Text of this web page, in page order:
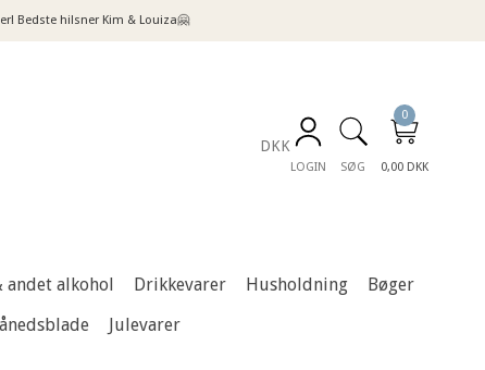
Bedste hilsner Kim & Louiza🤗
DKK
LOGIN SØG
0
0,00 DKK
andet alkohol Drikkevarer Husholdning
Bøger
Julevarer